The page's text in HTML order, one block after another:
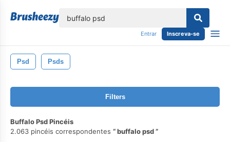
Entrar Inscreva-se
Psd Psds
Filters
Buffalo Psd Pincéis
2.063 pincéis correspondentes
buffalo psd